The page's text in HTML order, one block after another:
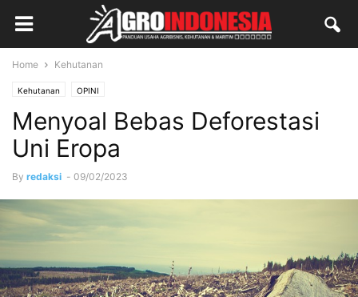
Home Kehutanan
Kehutanan OPINI
Menyoal Bebas Deforestasi
Uni Eropa
By redaksi - 09/02/2023